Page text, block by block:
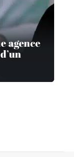
agence